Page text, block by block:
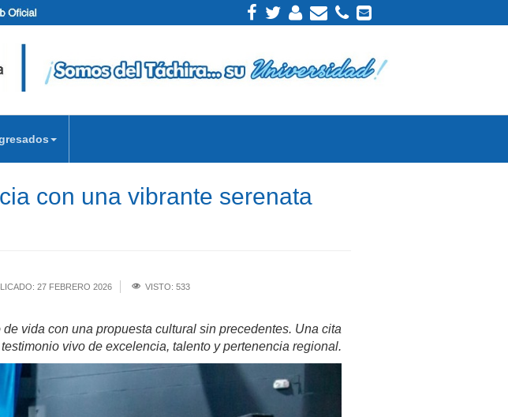
con una vibrante serenata
27 FEBRERO 2026 VISTO: 533
vida con una propuesta cultural sin precedentes. Una cita
vivo de excelencia, talento y pertenencia regional.